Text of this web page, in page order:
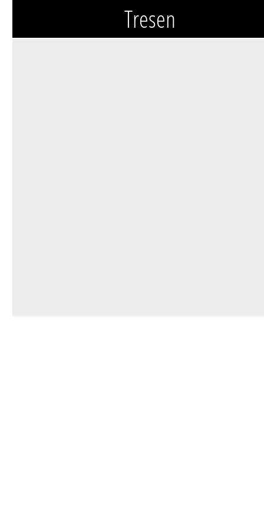
Tresen